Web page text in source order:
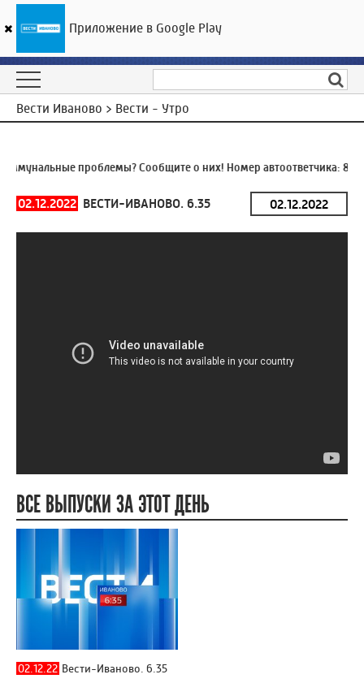
ГТРК «Ивтелерадио»
Вести Иваново > Вести - Утро
проблемы? Сообщите о них! Номер автоответчика:8
02.12.2022 ВЕСТИ-ИВАНОВО. 6.35
ВСЕ ВЫПУСКИ ЗА ЭТОТ ДЕНЬ
02.12.22 Вести-Иваново. 6.35
Приложение в Google Play